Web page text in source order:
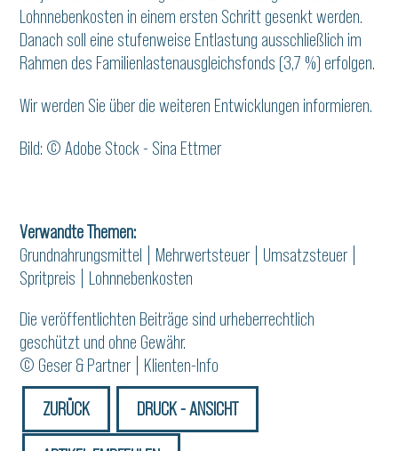
Lohnnebenkosten in einem ersten Schritt gesenkt werden.
Danach soll eine stufenweise Entlastung ausschließlich im
Rahmen des Familienlastenausgleichsfonds (3,7 %) erfolgen.
Wir werden Sie über die weiteren Entwicklungen informieren.
Bild: © Adobe Stock - Sina Ettmer
Verwandte Themen:
Grundnahrungsmittel
Mehrwertsteuer Umsatzsteuer
Spritpreis
Lohnnebenkosten
Die veröffentlichten Beiträge sind urheberrechtlich
geschützt und ohne Gewähr.
© Geser & Partner | Klienten-Info
ZURÜCK
DRUCK - ANSICHT